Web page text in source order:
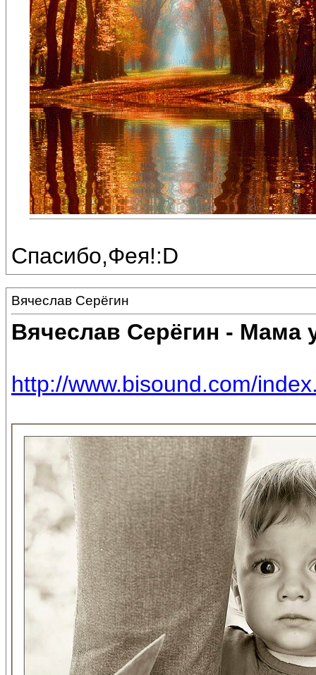
Спасибо,Фея!:D
Вячеслав Серёгин
Вячеслав Серёгин - Мама
http://www.bisound.com/